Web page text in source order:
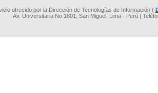
ofrecido por la Dirección de Tecnologías de Información (
Av. Universitaria No 1801, San Miguel, Lima - Perú |